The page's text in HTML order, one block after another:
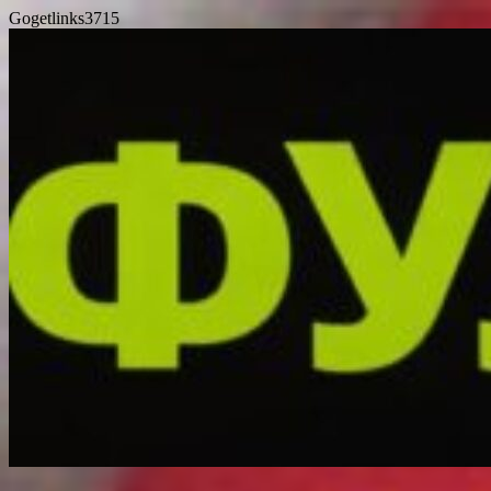
Gogetlinks3715